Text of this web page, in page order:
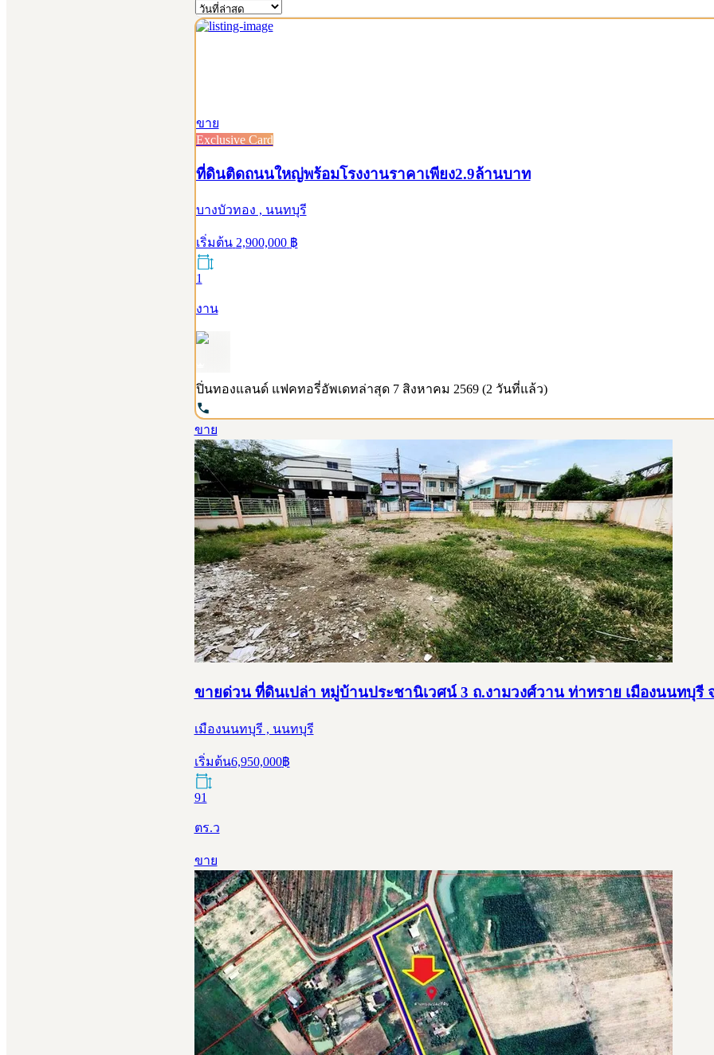
ขาย
Exclusive Card
ที่ดินติดถนนใหญ่พร้อมโรงงานราคาเพียง2.9ล้านบาท
บางบัวทอง , นนทบุรี
เริ่มต้น 2,900,000 ฿
1
งาน
ปิ่นทองแลนด์ แฟคทอรี่อัพเดทล่าสุด 7 สิงหาคม 2569 (2 วันที่แล้ว)
ขาย
ขายด่วน ที่ดินเปล่า หมู่บ้านประชานิเวศน์ 3 ถ.งามวงศ์วาน ท่าทราย เมืองนนทบุรี
เมืองนนทบุรี , นนทบุรี
เริ่มต้น6,950,000฿
91
ตร.ว
ขาย